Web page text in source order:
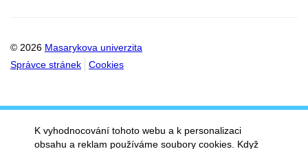
© 2026 Masarykova univerzita
Správce stránek
Cookies
K vyhodnocování tohoto webu a k personalizaci
obsahu a reklam používáme soubory cookies. Když